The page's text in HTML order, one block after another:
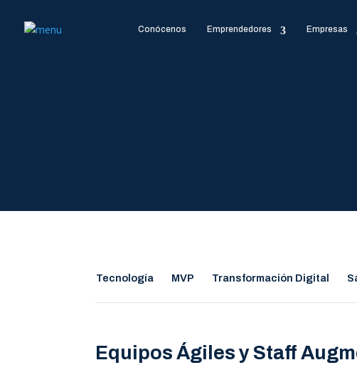
Conócenos Emprendedores Empresas
Tecnología MVP Transformación Digital
Equipos Ágiles y Staff